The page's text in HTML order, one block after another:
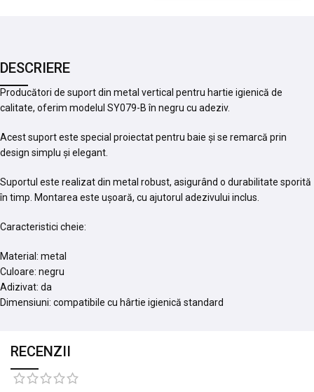
DESCRIERE
Producători de suport din metal vertical pentru hartie igienică de
calitate, oferim modelul SY079-B în negru cu adeziv.
Acest suport este special proiectat pentru baie și se remarcă prin
design simplu și elegant.
Suportul este realizat din metal robust, asigurând o durabilitate sporită
în timp. Montarea este ușoară, cu ajutorul adezivului inclus.
Caracteristici cheie:
Material: metal
Culoare: negru
Adizivat: da
Dimensiuni: compatibile cu hârtie igienică standard
RECENZII